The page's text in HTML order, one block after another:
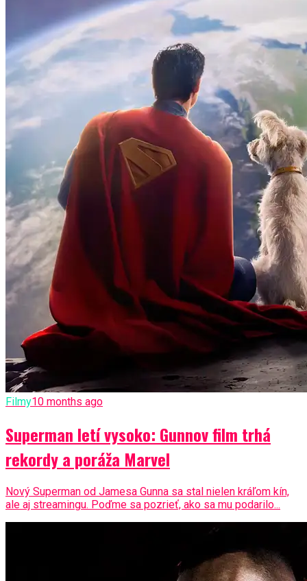
Filmy10 months ago
Superman letí vysoko: Gunnov film trhá
rekordy a poráža Marvel
Nový Superman od Jamesa Gunna sa stal nielen kráľom kín,
ale aj streamingu. Poďme sa pozrieť, ako sa mu podarilo...